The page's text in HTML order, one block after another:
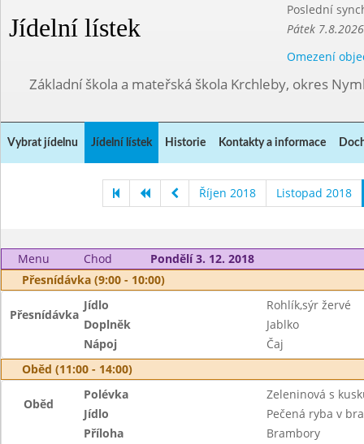
Jídelní lístek
Poslední
Pátek
Omezení
Základní škola a mateřská škola Krchleby, okres
Vybrat jídelnu Jídelní lístek Historie Kontakty a informace
Říjen 2018 Listopad 2018
Menu Chod
Pondělí 3. 12. 2018
Přesnídávka (9:00 - 10:00)
Přesnídávka
Jídlo
Rohlík,sýr žervé
Doplněk
Jablko
Nápoj
Čaj
Oběd (11:00 - 14:00)
Oběd
Polévka
Zeleninová s
Jídlo
Pečená ryba v
Příloha
Brambory